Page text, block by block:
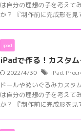
は自分の理想の子を考えて
か？ 『制作前に完成形を見
ipad
iPadで作る！カスタ
2022/4/30 iPad,
ドールやぬいぐるみカスタ
は自分の理想の子を考えて
か？ 『制作前に完成形を見